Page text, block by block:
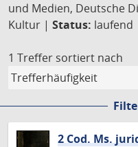
und Medien, Deutsche
Kultur | Status: laufend
1 Treffer sortiert nach
2 Cod. Ms.